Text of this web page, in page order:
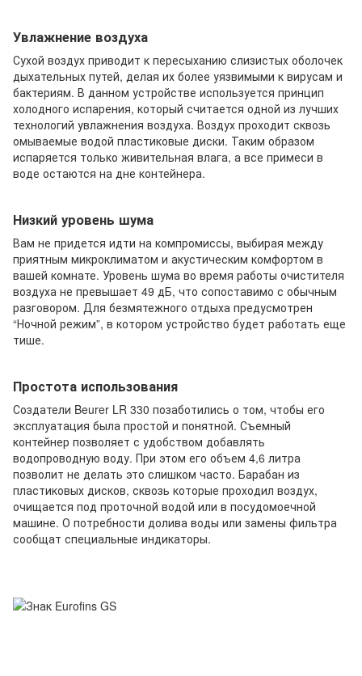
Увлажнение воздуха
Сухой воздух приводит к пересыханию слизистых оболочек
дыхательных путей, делая их более уязвимыми к вирусам и
бактериям. В данном устройстве используется принцип
холодного испарения, который считается одной из лучших
технологий увлажнения воздуха. Воздух проходит сквозь
омываемые водой пластиковые диски. Таким образом
испаряется только живительная влага, а все примеси в
воде остаются на дне контейнера.
Низкий уровень шума
Вам не придется идти на компромиссы, выбирая между
приятным микроклиматом и акустическим комфортом в
вашей комнате. Уровень шума во время работы очистителя
воздуха не превышает 49 дБ, что сопоставимо с обычным
разговором. Для безмятежного отдыха предусмотрен
“Ночной режим”, в котором устройство будет работать еще
тише.
Простота использования
Создатели Beurer LR 330 позаботились о том, чтобы его
эксплуатация была простой и понятной. Съемный
контейнер позволяет с удобством добавлять
водопроводную воду. При этом его объем 4,6 литра
позволит не делать это слишком часто. Барабан из
пластиковых дисков, сквозь которые проходил воздух,
очищается под проточной водой или в посудомоечной
машине. О потребности долива воды или замены фильтра
сообщат специальные индикаторы.